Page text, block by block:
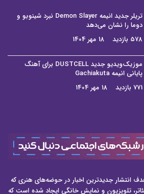
تریلر جدید انیمه Demon Slayer نبرد شینوبو و
دوما را نشان می‌دهد
578 بازدید
18 مهر 1404
موزیک‌ویدیو جدید DUSTCELL برای آهنگ
پایانی انیمه Gachiakuta
771 بازدید
18 مهر 1404
انتشار جدیدترین اخبار در حوضه‌های هنری که
تلویزیون و نمایش خانگی ایجاد شده است که